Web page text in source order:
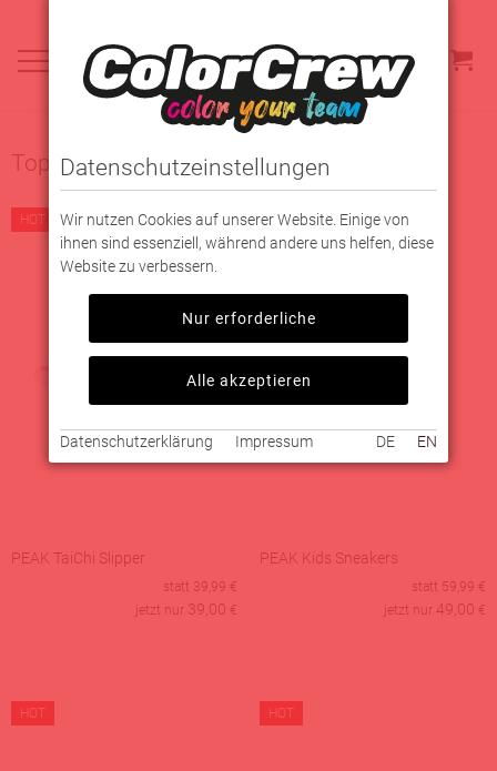
Top-Angebote
HOT
PEAK TaiChi Slipper
statt 39,99 €
jetzt nur 39,00 €
HOT
PEAK Kids Sneakers
statt 59,99 €
jetzt nur 49,00 €
HOT HOT
Datenschutzeinstellungen
Wir nutzen Cookies auf unserer Website. Einige von
ihnen sind essenziell, während andere uns helfen, diese
Website zu verbessern.
Nur erforderliche
Alle akzeptieren
Datenschutzerklärung Impressum DE EN